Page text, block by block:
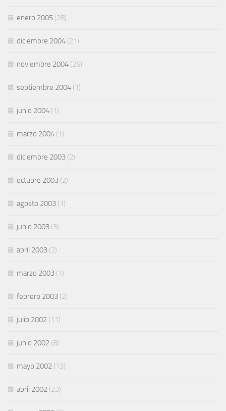
enero 2005 (28)
diciembre 2004 (21)
noviembre 2004 (26)
septiembre 2004 (1)
junio 2004 (1)
marzo 2004 (1)
diciembre 2003 (2)
octubre 2003 (2)
agosto 2003 (1)
junio 2003 (3)
abril 2003 (2)
marzo 2003 (1)
febrero 2003 (2)
julio 2002 (11)
junio 2002 (8)
mayo 2002 (13)
abril 2002 (23)